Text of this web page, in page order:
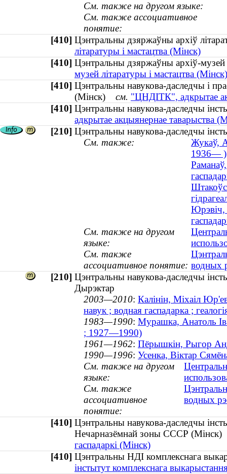
См. также на другом языке:
См. также ассоциативное
понятие:
[410] Цэнтральны дзяржаўны архіў
літаратуры і мастацтва (Мінск)
[410] Цэнтральны дзяржаўны архіў-
музей літаратуры і мастацтва (Мінск)
[410] Цэнтральны навукова-даследчы і
(Мінск) см. "ЦНДІТК", адкрытае
[410] Цэнтральны навукова-даследчы
адкрытае акцыянернае таварыства
[210] Цэнтральны навукова-даследчы
См. также:
Жукаў,
1936— )
Юрэвіч,
См. также на другом
языке:
См. также
ассоциативное понятие: водных
[210] Цэнтральны навукова-даследчы
Дырэктар
2003—2010: Калінін, Міхаіл
навук ; водная гаспадарка ;
1983—1990: Мурашка, Анатоль
; 1927—1990)
1961—1962: Пёрышкін, Рыгор
1990—1996: Усенка, Віктар
См. также на другом
языке:
См. также
ассоциативное
понятие:
водных
[410] Цэнтральны навукова-даследчы
Нечарназёмнай зоны СССР
гаспадаркі (Мінск)
[410] Цэнтральны НДІ комплекснага
інстытут комплекснага